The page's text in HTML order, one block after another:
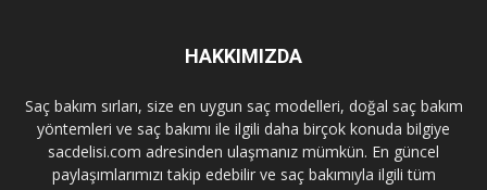
HAKKIMIZDA
Saç bakım sırları, size en uygun saç modelleri, doğal saç bakım
yöntemleri ve saç bakımı ile ilgili daha birçok konuda bilgiye
sacdelisi.com adresinden ulaşmanız mümkün. En güncel
paylaşımlarımızı takip edebilir ve saç bakımıyla ilgili tüm